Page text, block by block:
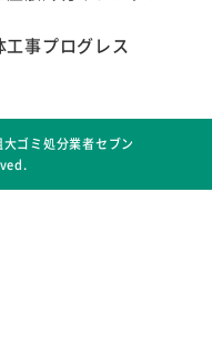
ゴミ処分業者セブン